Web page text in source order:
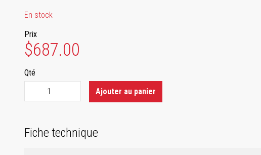
En stock
Prix
$687.00
Qté
Ajouter au panier
Fiche technique